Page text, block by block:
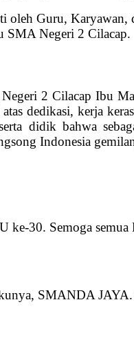
oleh Guru,
SMA Negeri 2 Cilacap.
2 Cilacap Ibu
dedikasi, kerja
didik bahwa
Indonesia
ke-30. Semoga
SMANDA